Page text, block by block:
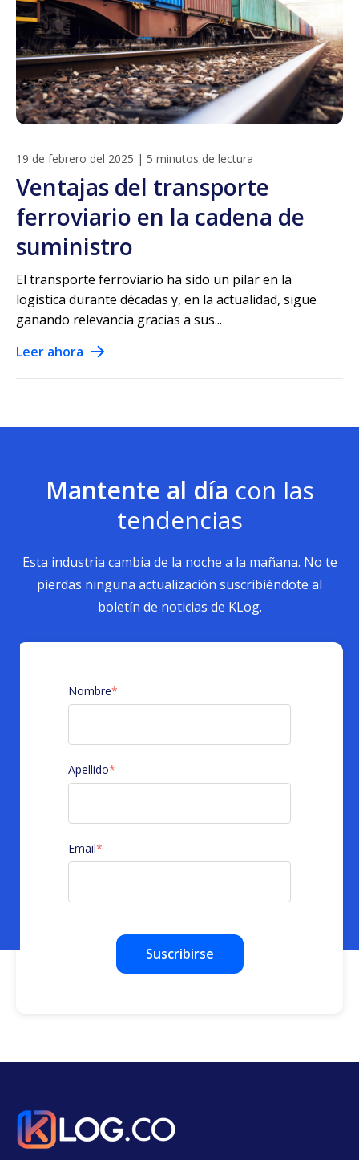
19 de febrero del 2025 | 5 minutos de lectura
Ventajas del transporte
ferroviario en la cadena de
suministro
El transporte ferroviario ha sido un pilar en la
logística durante décadas y, en la actualidad, sigue
ganando relevancia gracias a sus...
Leer ahora
Mantente al día con las
tendencias
Esta industria cambia de la noche a la mañana. No te
pierdas ninguna actualización suscribiéndote al
boletín de noticias de KLog.
Nombre*
Apellido*
Email*